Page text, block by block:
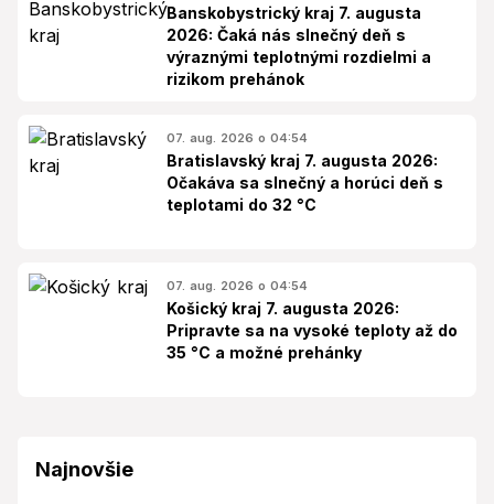
Banskobystrický kraj 7. augusta
2026: Čaká nás slnečný deň s
výraznými teplotnými rozdielmi a
rizikom prehánok
07. aug. 2026 o 04:54
Bratislavský kraj 7. augusta 2026:
Očakáva sa slnečný a horúci deň s
teplotami do 32 °C
07. aug. 2026 o 04:54
Košický kraj 7. augusta 2026:
Pripravte sa na vysoké teploty až do
35 °C a možné prehánky
Najnovšie